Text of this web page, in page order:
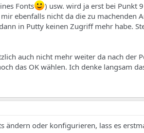
Fonts
) usw. wird ja erst bei Punkt
ebenfalls nicht da die zu machenden
in Putty keinen Zugriff mehr habe.
auch nicht mehr weiter da nach der
das OK wählen. Ich denke langsam
ändern oder konfigurieren, lass es